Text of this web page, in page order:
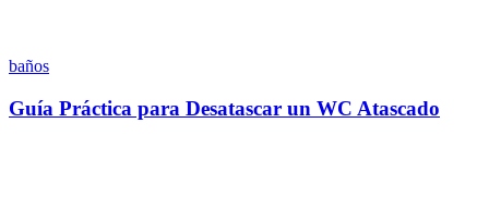
baños
Guía Práctica para Desatascar un WC Atascado